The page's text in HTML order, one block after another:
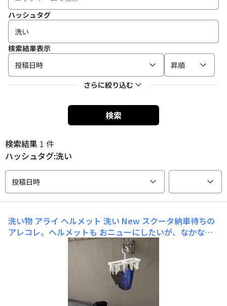
ハッシュタグ
検索結果表示
投稿日時
昇順
さらに絞り込む
検索
検索結果 1 件
ハッシュタグ:洗い
投稿日時
洗い物 アライ ヘルメット 洗い New スクータ納車待ちの
アレコレ。ヘルメットも おニューにしたいが、なかなか